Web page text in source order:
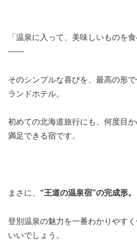
「温泉に入って、美味しいものを
――
そのシンプルな喜びを、最高の形
ランドホテル。
初めての北海道旅行にも、何度目
満足できる宿です。
まさに、 “王道の温泉宿”の完成形。
登別温泉の魅力を一番わかりやす
いいでしょう。